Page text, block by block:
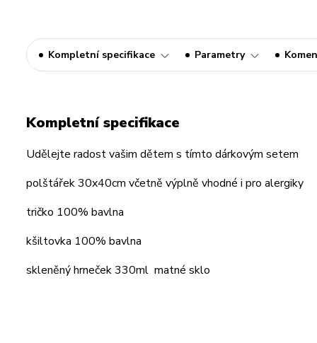
Kompletní specifikace Parametry
Kompletní specifikace
Udělejte radost vašim dětem s tímto dárkovým setem
polštářek 30x40cm včetně výplně vhodné i pro alergiky
tričko 100% bavlna
kšiltovka 100% bavlna
skleněný hrneček 330ml matné sklo